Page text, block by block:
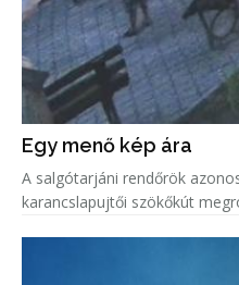
Egy menő kép ára
A salgótarjáni rendőrök
karancslapujtői szökőkút